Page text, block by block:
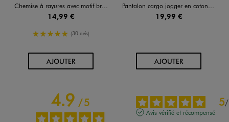
Chemise à rayures avec motif brodé poitrine garçon
14,99 €
5/5 de moyenne
(30 avis)
AJOUTERAU PANIER
Pantalon cargo jogger en coton stretch à taille élastiquée garçon
19,99 €
AJOUTERAU PANIER
4.9/5 5/
Avis vérifié et récompensé